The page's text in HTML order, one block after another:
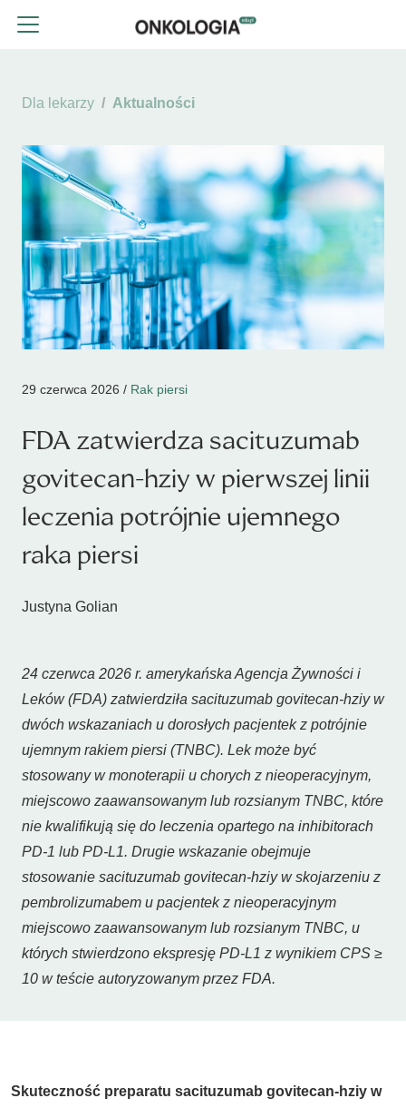
Dla lekarzy Aktualności
29 czerwca 2026 / Rak piersi
FDA zatwierdza sacituzumab
govitecan-hziy w pierwszej linii
leczenia potrójnie ujemnego
raka piersi
Justyna Golian
24 czerwca 2026 r. amerykańska Agencja Żywności i
Leków (FDA) zatwierdziła sacituzumab govitecan-hziy w
dwóch wskazaniach u dorosłych pacjentek z potrójnie
ujemnym rakiem piersi (TNBC). Lek może być
stosowany w monoterapii u chorych z nieoperacyjnym,
miejscowo zaawansowanym lub rozsianym TNBC, które
nie kwalifikują się do leczenia opartego na inhibitorach
PD-1 lub PD-L1. Drugie wskazanie obejmuje
stosowanie sacituzumab govitecan-hziy w skojarzeniu z
pembrolizumabem u pacjentek z nieoperacyjnym
miejscowo zaawansowanym lub rozsianym TNBC, u
których stwierdzono ekspresję PD-L1 z wynikiem CPS ≥
10 w teście autoryzowanym przez FDA.
Skuteczność preparatu sacituzumab govitecan-hziy w